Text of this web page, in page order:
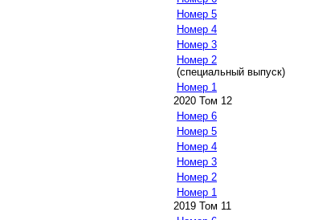
Номер 5
Номер 4
Номер 3
Номер 2
(специальный выпуск)
Номер 1
2020 Том 12
Номер 6
Номер 5
Номер 4
Номер 3
Номер 2
Номер 1
2019 Том 11